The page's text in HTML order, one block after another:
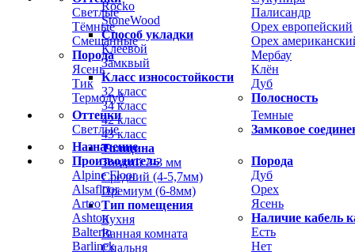
Светлые
Тёмные
Смешанные
Порода
Ясень
Тик
Термодуб
Палисандр
Орех европейский
Орех
Мербау
Клён
Дуб
Полосность
Оттенки
Светлые
Темные
Замковое
Назначение
Производитель
Alpine Floor
Alsafloor
Arteo
Ashton
Balterio
Barlinek
Порода
Дуб
Орех
Ясень
Наличие кабель
Есть
Нет
Rocko
StoneWood
Способ укладки
Клеевой
Замквый
Класс износостойкости
32 класс
34 класс
42 класс
43 класс
Толщина
Тонкий 2-3 мм
Средний (4-5,7мм)
Премиум (6-8мм)
Тип помещения
Кухня
Ванная комната
Спальня